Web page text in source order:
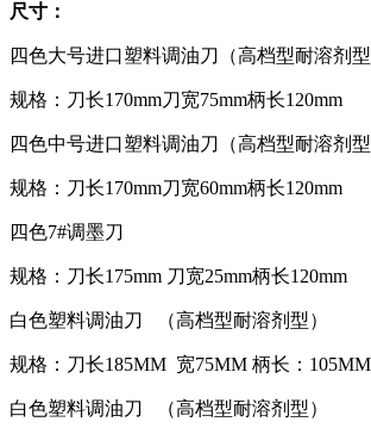
尺寸：
四色大号进口塑料调油刀（高档型耐溶剂型
规格：刀长170mm刀宽75mm柄长120mm
四色中号进口塑料调油刀（高档型耐溶剂型
规格：刀长170mm刀宽60mm柄长120mm
四色7#调墨刀
规格：刀长175mm 刀宽25mm柄长120mm
白色塑料调油刀 （高档型耐溶剂型）
规格：刀长185MM 宽75MM 柄长：105MM
白色塑料调油刀 （高档型耐溶剂型）